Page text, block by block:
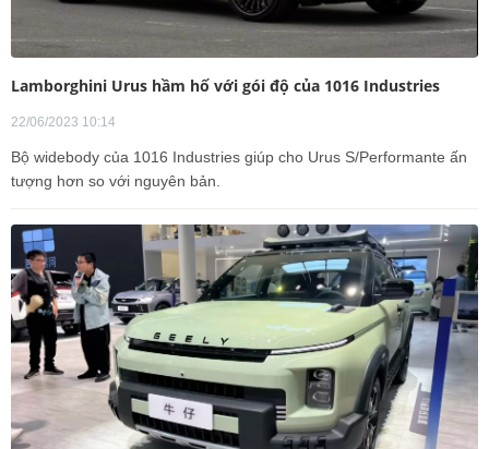
Lamborghini Urus hầm hố với gói độ của 1016 Industries
22/06/2023 10:14
Bộ widebody của 1016 Industries giúp cho Urus S/Performante ấn
tượng hơn so với nguyên bản.